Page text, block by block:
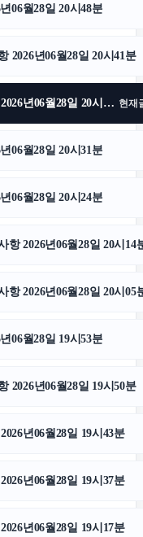
06월28일 20시48분
2026년06월28일 20시41분
서울암요양병원 상담 전 확인사항 2026년06월28일 20시36분 현재
06월28일 20시31분
06월28일 20시24분
2026년06월28일 20시14
2026년06월28일 20시05
06월28일 19시53분
2026년06월28일 19시50분
년06월28일 19시43분
년06월28일 19시37분
년06월28일 19시17분